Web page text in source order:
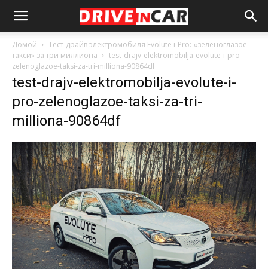
Домой
Тест-драйв электромобиля Evolute i-Pro: «зеленоглазое
такси» за три миллиона
test-drajv-elektromobilja-evolute-i-pro-
zelenoglazoe-taksi-za-tri-milliona-90864df
test-drajv-elektromobilja-evolute-i-
pro-zelenoglazoe-taksi-za-tri-
milliona-90864df